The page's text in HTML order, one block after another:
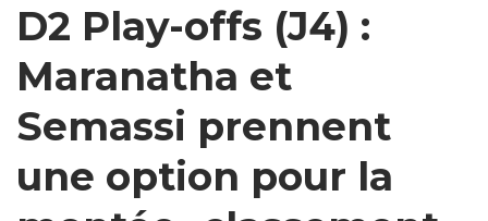
D2 Play-offs (J4) :
Maranatha et
Semassi prennent
une option pour la